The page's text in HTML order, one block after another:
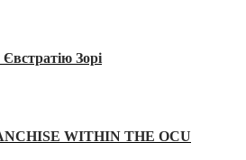
Зорі
WITHIN THE OCU